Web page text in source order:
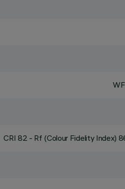
CRI 82 - Rf (Colour Fidelity Index)